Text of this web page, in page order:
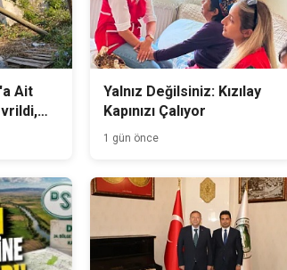
Ait
Yalnız Değilsiniz: Kızılay
Kapınızı Çalıyor
1 gün önce